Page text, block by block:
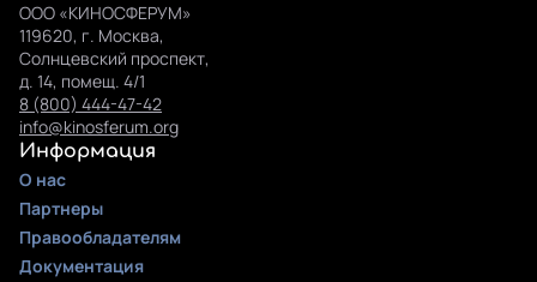
ООО «КИНОСФЕРУМ»
119620, г. Москва,
Солнцевский проспект,
д. 14, помещ. 4/1
8 (800) 444-47-42
info@kinosferum.org
Информация
О нас
Партнеры
Правообладателям
Документация